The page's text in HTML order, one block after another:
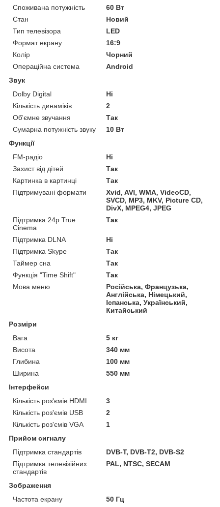
Споживана потужність
60 Вт
Стан
Новий
Тип телевізора
LED
Формат екрану
16:9
Колір
Чорний
Операційна система
Android
Звук
Dolby Digital
Ні
Кількість динаміків
2
Об'ємне звучання
Так
Сумарна потужність звуку
10 Вт
Функції
FM-радіо
Ні
Захист від дітей
Так
Картинка в картинці
Так
Підтримувані формати
Xvid, AVI, WMA, VideoCD,
SVCD, MP3, MKV, Picture CD,
DivX, MPEG4, JPEG
Підтримка 24p True
Cinema
Так
Підтримка DLNA
Ні
Підтримка Skype
Так
Таймер сна
Так
Функція "Time Shift"
Так
Мова меню
Російська, Французька,
Англійська, Німецький,
Іспанська, Український,
Китайський
Розміри
Вага
5 кг
Висота
340 мм
Глибина
100 мм
Ширина
550 мм
Інтерфейси
Кількість роз'ємів HDMI
3
Кількість роз'ємів USB
2
Кількість роз'ємів VGA
1
Прийом сигналу
Підтримка стандартів
DVB-T, DVB-T2, DVB-S2
Підтримка телевізійних
стандартів
PAL, NTSC, SECAM
Зображення
Частота екрану
50 Гц